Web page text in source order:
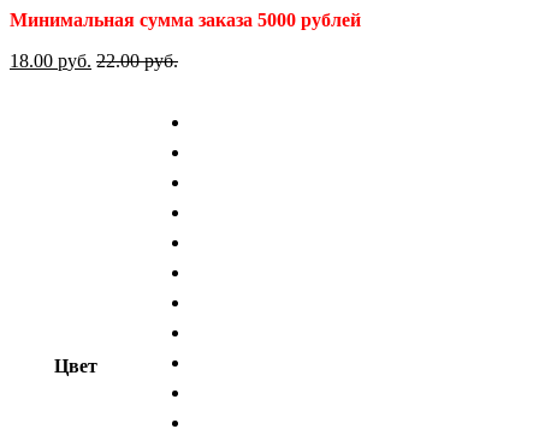
Минимальная сумма заказа 5000 рублей
18.00 руб. 22.00руб.
Цвет